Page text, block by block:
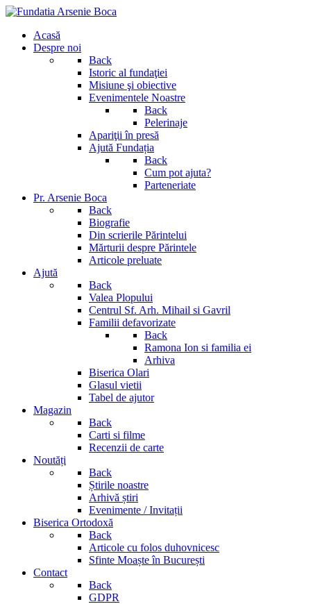
Acasă
Despre noi
Back
Istoric al fundaţiei
Misiune şi obiective
Evenimentele Noastre
Back
Pelerinaje
Apariţii în presă
Ajută Fundația
Back
Cum pot ajuta?
Parteneriate
Pr. Arsenie Boca
Back
Biografie
Din scrierile Părintelui
Mărturii despre Părintele
Articole preluate
Ajută
Back
Valea Plopului
Centrul Sf. Arh. Mihail si Gavril
Familii defavorizate
Back
Ramona Ion si familia ei
Arhiva
Biserica Olari
Glasul vietii
Tabel de ajutor
Magazin
Back
Carti si filme
Recenzii de carte
Noutăți
Back
Știrile noastre
Arhivă știri
Evenimente / Invitații
Biserica Ortodoxă
Back
Articole cu folos duhovnicesc
Sfinte Moaște în București
Contact
Back
GDPR